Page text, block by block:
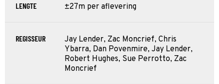
LENGTE ±27m per aflevering
REGISSEUR
Jay Lender, Zac Moncrief, Chris
Ybarra, Dan Povenmire, Jay Lender,
Robert Hughes, Sue Perrotto, Zac
Moncrief